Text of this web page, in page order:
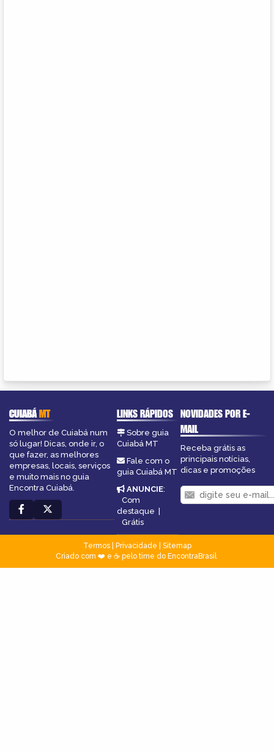
CUIABÁMT
O melhor de Cuiabá num
só lugar! Dicas, onde ir, o
que fazer, as melhores
empresas, locais, serviços
e muito mais no guia
Encontra Cuiabá.
LINKS RÁPIDOS
Sobre guia
Cuiabá MT
Fale com o
guia Cuiabá MT
ANUNCIE:
Com
destaque |
Grátis
NOVIDADES POR E-
MAIL
Receba grátis as
principais notícias,
dicas e promoções
Termos| Privacidade
Sitemap
Criado com ❤️ e ☕ pelo time do EncontraBrasil